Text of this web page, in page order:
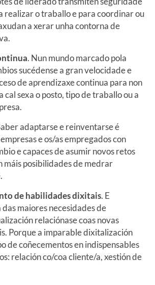
realizar o traballo e para coordinar ou
a xerar unha contorna de
. Nun mundo marcado pola
sucédense a gran velocidade e
de aprendizaxe continua para non
cal sexa o posto, tipo de traballo ou a
adaptarse e reinventarse é
e os/as empregados con
e capaces de asumir novos retos
máis posibilidades de medrar
de habilidades dixitais. E
maiores necesidades de
relaciónase coas novas
Porque a imparable dixitalización
de coñecementos en indispensables
relación co/coa cliente/a, xestión de